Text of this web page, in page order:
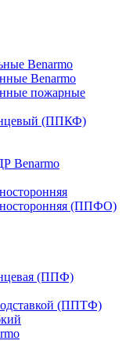
Benarmo
Benarmo
пожарные
(ППКФ)
Benarmo
(ППФО)
(ППФ)
(ППТФ)